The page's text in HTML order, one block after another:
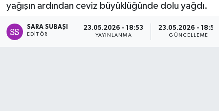
yağışın ardından ceviz büyüklüğünde dolu yağdı.
SARA SUBAŞI
EDITÖR
23.05.2026 - 18:53
YAYINLANMA
23.05.2026 - 18:54
GÜNCELLEME